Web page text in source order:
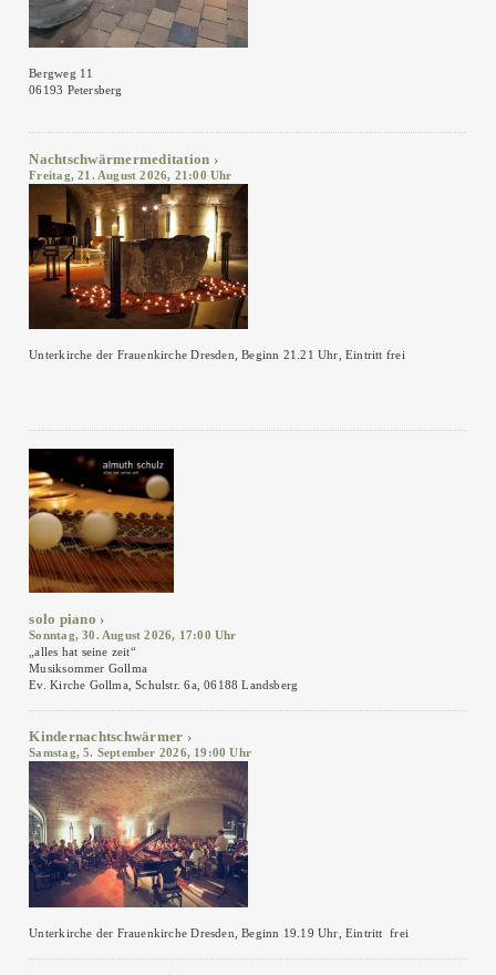
Bergweg 11
06193 Petersberg
Nachtschwärmermeditation
Freitag, 21. August 2026, 21:00 Uhr
Unterkirche der Frauenkirche Dresden, Beginn 21.21 Uhr, Eintritt frei
solo piano
Sonntag, 30. August 2026, 17:00 Uhr
„alles hat seine zeit“
Musiksommer Gollma
Ev. Kirche Gollma, Schulstr. 6a, 06188 Landsberg
Kindernachtschwärmer
Samstag, 5. September 2026, 19:00 Uhr
Unterkirche der Frauenkirche Dresden, Beginn 19.19 Uhr, Eintritt frei